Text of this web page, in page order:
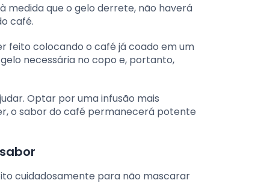
medida que o gelo derrete, não haverá
café.
feito colocando o café já coado em um
necessária no copo e, portanto,
Optar por uma infusão mais
o sabor do café permanecerá potente
cuidadosamente para não mascarar